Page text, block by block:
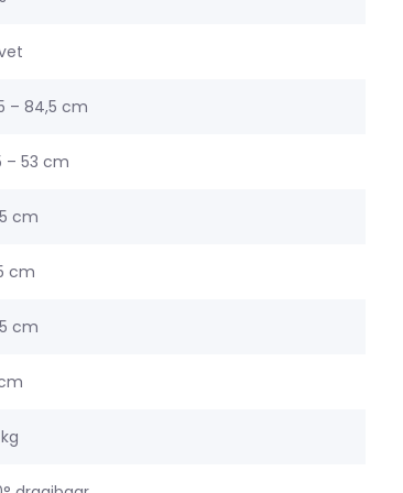
– 84,5 cm
– 53 cm
cm
cm
cm